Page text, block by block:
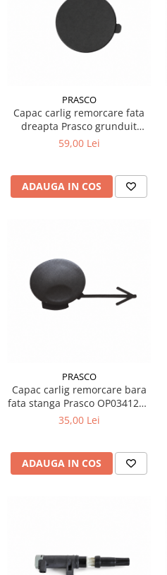
PRASCO
Capac carlig remorcare fata
dreapta Prasco grunduit
pentru Volkswagen Touareg
59,00 Lei
ADAUGA IN COS
PRASCO
Capac carlig remorcare bara
fata stanga Prasco OP0341236
pentru Opel Corsa D
35,00 Lei
ADAUGA IN COS